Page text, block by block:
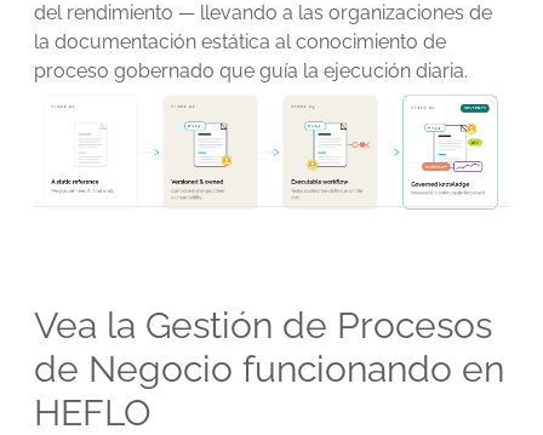
del rendimiento — llevando a las organizaciones de
la documentación estática al conocimiento de
proceso gobernado que guía la ejecución diaria.
Vea la Gestión de Procesos
de Negocio funcionando en
HEFLO